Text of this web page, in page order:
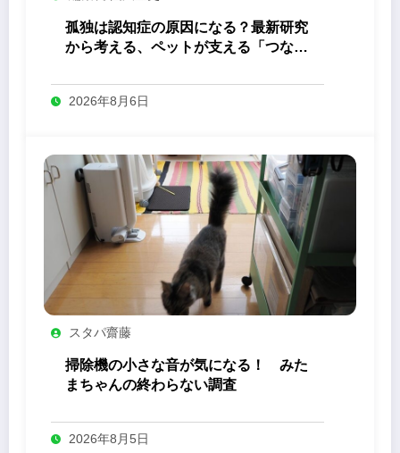
孤独は認知症の原因になる？最新研究
から考える、ペットが支える「つなが
2026年8月6日
スタパ齋藤
掃除機の小さな音が気になる！ みた
まちゃんの終わらない調査
2026年8月5日